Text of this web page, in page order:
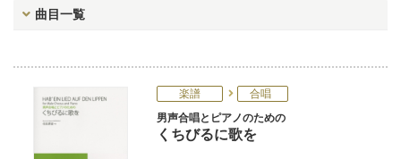
曲目一覧
楽譜
合唱
男声合唱とピアノのための
くちびるに歌を